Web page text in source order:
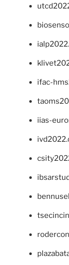
ifac-
iias-